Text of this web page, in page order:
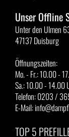
Unser Offline
Unter den Ulmen
47137 Duisburg
Öffnungszeiten:
Mo. - Fr.: 10.00 -
Sa.: 10.00 - 14.00
Telefon: 0203 /
E-Mail:
TOP 5